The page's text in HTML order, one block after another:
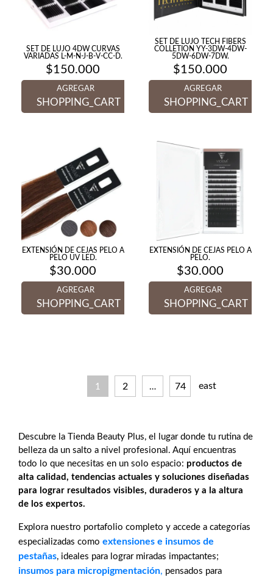
SET DE LUJO 4DW CURVAS
VARIADAS L-M-N-J-B-V-CC-D.
$150.000
AGREGAR
SHOPPING_CART
SET DE LUJO TECH FIBERS
COLLETION YY-3DW-4DW-
5DW-6DW-7DW.
$150.000
AGREGAR
SHOPPING_CART
EXTENSIÓN DE CEJAS PELO A
PELO UV LED.
$30.000
AGREGAR
SHOPPING_CART
EXTENSIÓN DE CEJAS PELO A
PELO.
$30.000
AGREGAR
SHOPPING_CART
1 2 … 74 east
Descubre la Tienda Beauty Plus, el lugar donde tu rutina de
belleza da un salto a nivel profesional. Aquí encuentras
todo lo que necesitas en un solo espacio: productos de
alta calidad, tendencias actuales y soluciones diseñadas
para lograr resultados visibles, duraderos y a la altura
de los expertos.
Explora nuestro portafolio completo y accede a categorías
especializadas como extensiones e insumos de
pestañas, ideales para lograr miradas impactantes;
insumos para micropigmentación, pensados para